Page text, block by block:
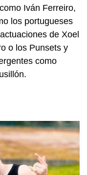
Iván Ferreiro,
los portugueses
de Xoel
o los Punsets y
como